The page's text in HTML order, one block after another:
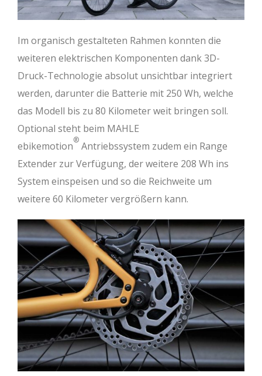
Im organisch gestalteten Rahmen konnten die
weiteren elektrischen Komponenten dank 3D-
Druck-Technologie absolut unsichtbar integriert
werden, darunter die Batterie mit 250 Wh, welche
das Modell bis zu 80 Kilometer weit bringen soll.
Optional steht beim MAHLE
ebikemotion® Antriebssystem zudem ein Range
Extender zur Verfügung, der weitere 208 Wh ins
System einspeisen und so die Reichweite um
weitere 60 Kilometer vergrößern kann.